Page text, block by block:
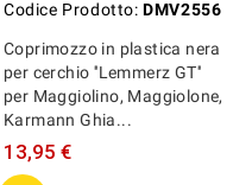
Codice Prodotto: DMV2556
Coprimozzo in plastica nera
per cerchio ''Lemmerz GT''
per Maggiolino, Maggiolone,
Karmann Ghia...
13,95 €